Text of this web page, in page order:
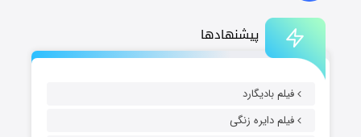
پیشنهادها
فیلم بادیگارد
فیلم دایره زنگی